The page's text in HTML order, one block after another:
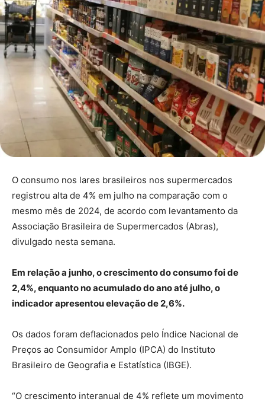
O consumo nos lares brasileiros nos supermercados
registrou alta de 4% em julho na comparação com o
mesmo mês de 2024, de acordo com levantamento da
Associação Brasileira de Supermercados (Abras),
divulgado nesta semana.
Em relação a junho, o crescimento do consumo foi de
2,4%, enquanto no acumulado do ano até julho, o
indicador apresentou elevação de 2,6%.
Os dados foram deflacionados pelo Índice Nacional de
Preços ao Consumidor Amplo (IPCA) do Instituto
Brasileiro de Geografia e Estatística (IBGE).
“O crescimento interanual de 4% reflete um movimento